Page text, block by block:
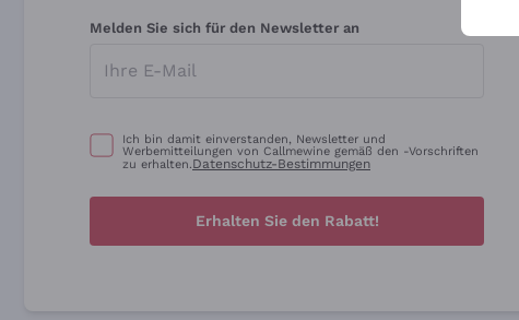
Melden Sie sich für den Newsletter an
Ich bin damit einverstanden, Newsletter und
Werbemitteilungen von Callmewine gemäß den -Vorschriften
zu erhalten.Datenschutz-Bestimmungen
Erhalten Sie den Rabatt!